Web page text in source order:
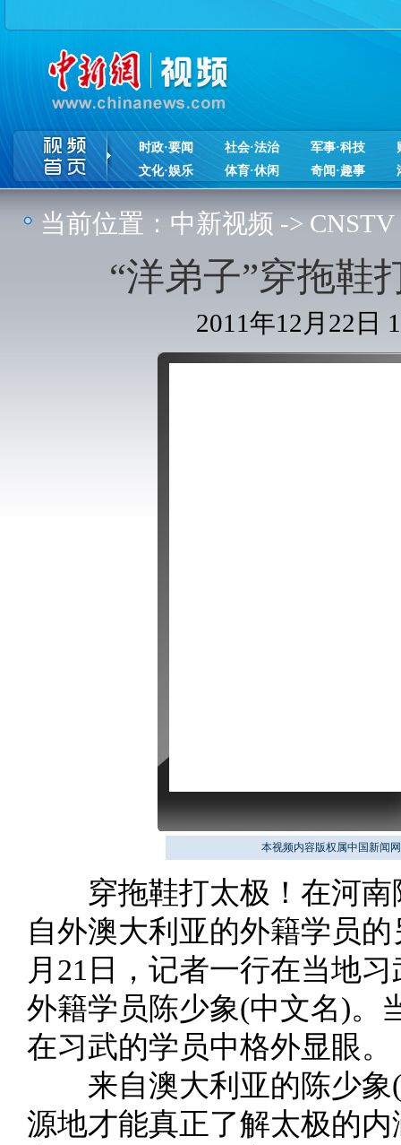
时政·要闻 社会·法治 军事·科技
文化·娱乐
体育·休闲 奇闻·趣事
当前位置： 中新视频 -> CNSTV
“洋弟子”穿拖鞋
2011年12月22
本视频内容版权属中国新闻
穿拖鞋打太极！在河南
自外澳大利亚的外籍学员
月21日，记者一行在当地
外籍学员陈少象(中文名)。
在习武的学员中格外显眼。
来自澳大利亚的陈少象(
源地才能真正了解太极的